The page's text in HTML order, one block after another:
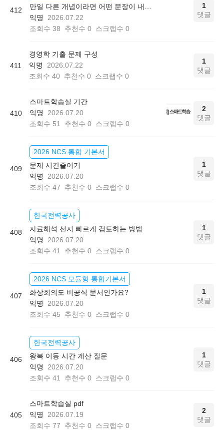
412
익명
2026.07.22
조회수 38 추천수 0 스크랩수 0
1
댓글
411
경영학 기출 문제 구성
익명
2026.07.22
조회수 40 추천수 0 스크랩수 0
1
댓글
410
스마트학습실 기간
익명
2026.07.20
조회수 51 추천수 0 스크랩수 0
2
댓글
409
2026 NCS 통합 기본서
문제 시간줄이기
익명
2026.07.20
조회수 47 추천수 0 스크랩수 0
1
댓글
408
한국전력공사
자료해석 선지 빠르게 검토하는 방법
익명
2026.07.20
조회수 41 추천수 0 스크랩수 0
1
댓글
407
2026 NCS 모듈형 통합기본서
화상회의도 비공식 문서인가요?
익명
2026.07.20
조회수 45 추천수 0 스크랩수 0
1
댓글
406
한국전력공사
왕복 이동 시간 계산 질문
익명
2026.07.20
조회수 41 추천수 0 스크랩수 0
1
댓글
405
스마트학습실 pdf
익명
2026.07.19
조회수 77 추천수 0 스크랩수 0
2
댓글